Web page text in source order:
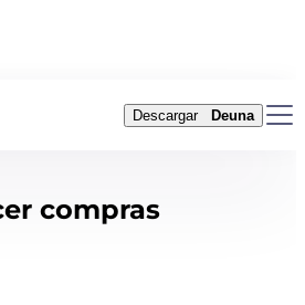
Descargar Deuna
compras